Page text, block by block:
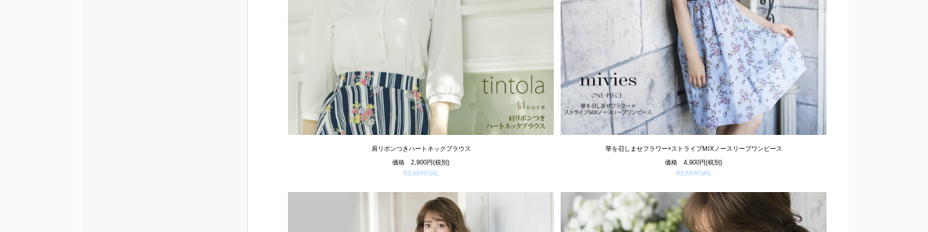
肩リボンつきハートネックブラウス
価格 2,900円(税別)
REARRIVAL
華を召しませフラワー×ストライプMIXノースリーブワンピース
価格 4,900円(税別)
REARRIVAL